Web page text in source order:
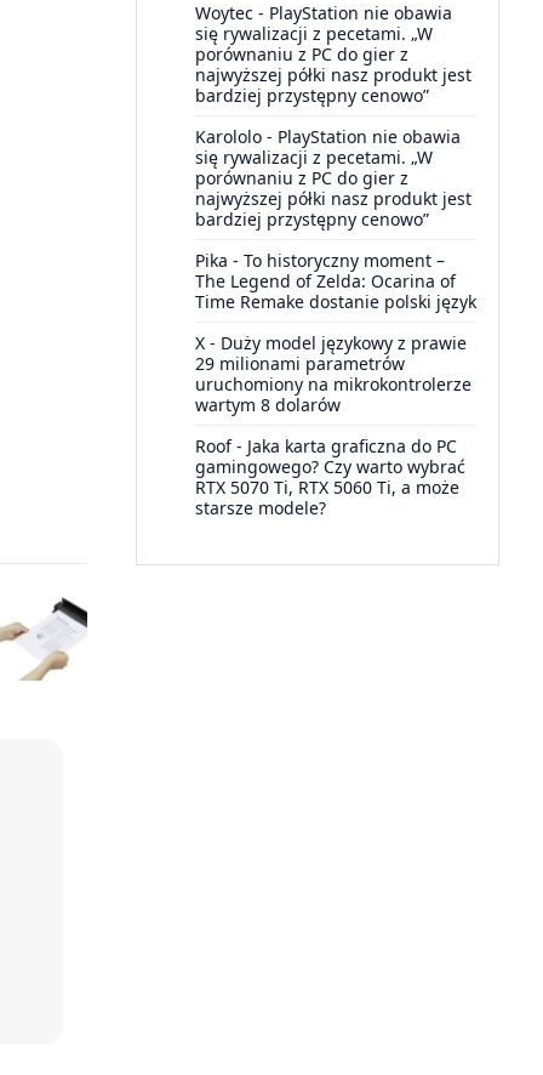
Woytec - PlayStation nie obawia
się rywalizacji z pecetami. „W
porównaniu z PC do gier z
najwyższej półki nasz produkt jest
bardziej przystępny cenowo”
Karololo - PlayStation nie obawia
się rywalizacji z pecetami. „W
porównaniu z PC do gier z
najwyższej półki nasz produkt jest
bardziej przystępny cenowo”
Pika - To historyczny moment –
The Legend of Zelda: Ocarina of
Time Remake dostanie polski język
X - Duży model językowy z prawie
29 milionami parametrów
uruchomiony na mikrokontrolerze
wartym 8 dolarów
Roof- Jaka karta graficzna do PC
gamingowego? Czy warto wybrać
RTX 5070 Ti, RTX 5060 Ti, a może
starsze modele?